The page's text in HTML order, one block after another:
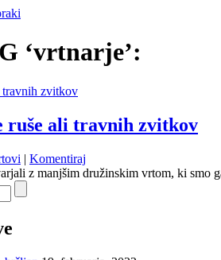
‘vrtnarje’:
ruše ali travnih zvitkov
| Komentiraj
z manjšim družinskim vrtom, ki smo